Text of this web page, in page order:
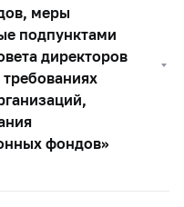
меры
подпунктами
директоров
фондов»